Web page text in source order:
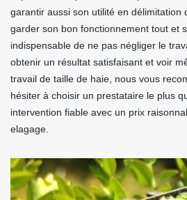
garantir aussi son utilité en délimitation
garder son bon fonctionnement tout et
indispensable de ne pas négliger le
obtenir un résultat satisfaisant et voir
travail de taille de haie, nous vous
hésiter à choisir un prestataire le plus
intervention fiable avec un prix
elagage.